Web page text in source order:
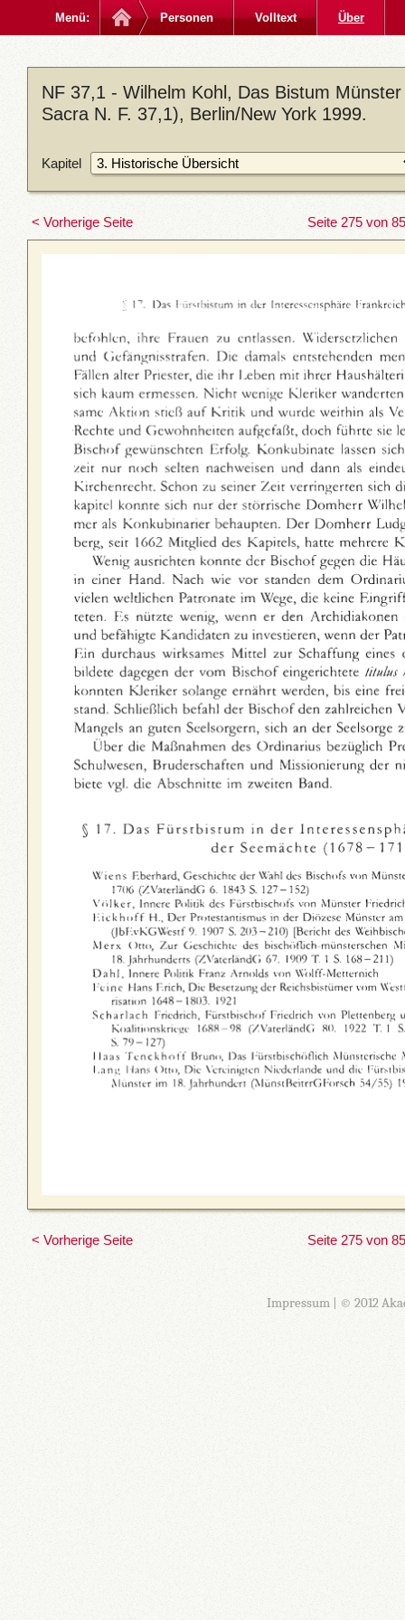
Menü: Personen Volltext Über
NF 37,1 - Wilhelm Kohl, Das Bistum
Sacra N. F. 37,1), Berlin/New York 1999.
Kapitel
< Vorherige Seite Seite 275 von
< Vorherige Seite Seite 275 von
Impressum| © 2012